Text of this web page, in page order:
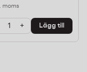
återvinning
moms
+ Lägg till